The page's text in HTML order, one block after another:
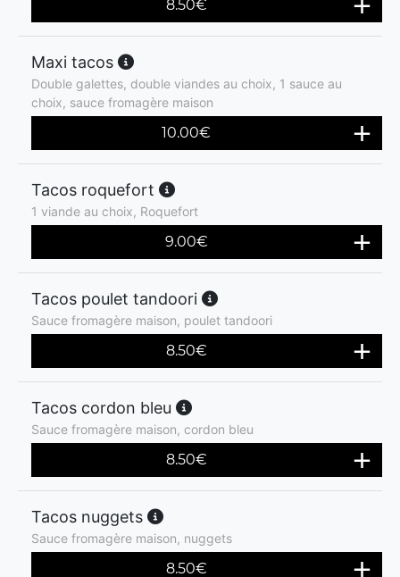
8.50€
Maxi tacos
Double galettes, double viandes au choix, 1 sauce au
choix, sauce fromagère maison
10.00€
Tacos roquefort
1 viande au choix, Roquefort
9.00€
Tacos poulet tandoori
Sauce fromagère maison, poulet tandoori
8.50€
Tacos cordon bleu
Sauce fromagère maison, cordon bleu
8.50€
Tacos nuggets
Sauce fromagère maison, nuggets
8.50€